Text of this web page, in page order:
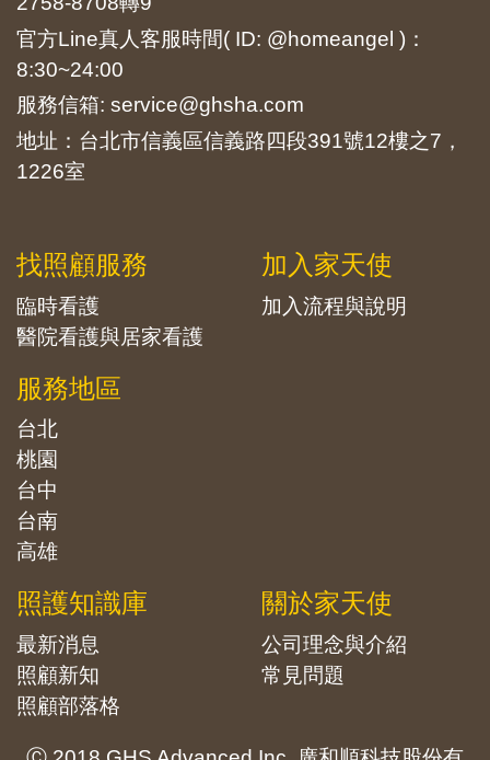
官方Line真人客服時間( ID: @homeangel )：
8:30~24:00
服務信箱: service@ghsha.com
地址：台北市信義區信義路四段391號12樓之7，
1226室
找照顧服務
臨時看護
醫院看護與居家看護
服務地區
台北
桃園
台中
台南
高雄
加入家天使
加入流程與說明
照護知識庫
最新消息
照顧新知
照顧部落格
關於家天使
公司理念與介紹
常見問題